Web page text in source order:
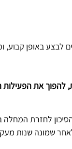
לבצע באופן קבוע,
להפוך את הפעילות